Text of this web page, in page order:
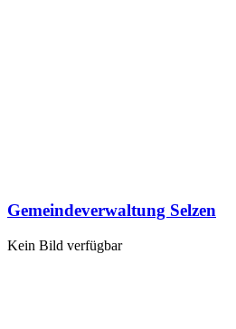
Gemeindeverwaltung Selzen
Kein Bild verfügbar